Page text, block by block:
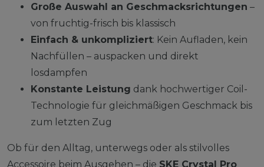
Große Auswahl an Geschmacksrichtungen –
von fruchtig-frisch bis klassisch
Einfach & unkompliziert: Kein Aufladen, kein
Nachfüllen – auspacken und direkt
losdampfen
Konstante Leistung dank hochwertiger Coil-
Technologie für gleichmäßigen Geschmack bis
zum letzten Zug
Ob für den Alltag, unterwegs oder als stilvolles
Accessoire beim Ausgehen – die SKE Crystal Pro